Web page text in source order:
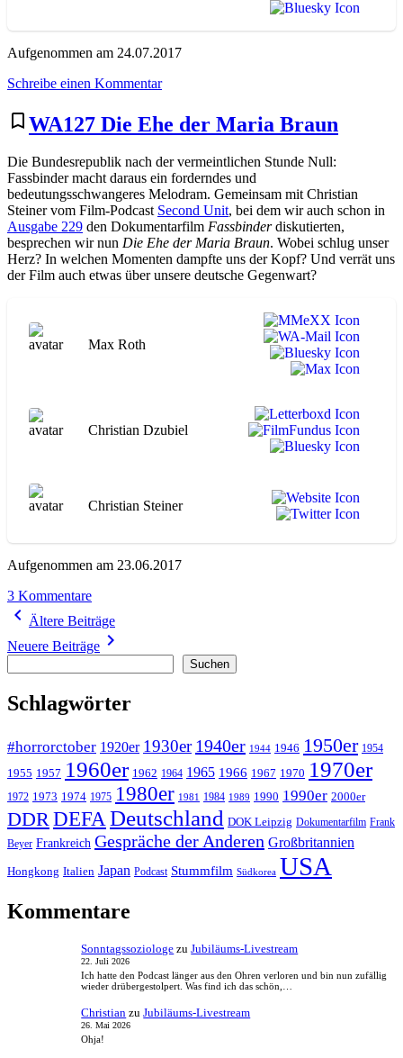
Aufgenommen am 24.07.2017
Schreibe einen Kommentarzu
Feuerzangenbowle
bookmark_border WA127 Die Ehe der Maria Braun
Die Bundesrepublik nach der vermeintlichen Stunde Null:
Fassbinder macht daraus ein forderndes und
bedeutungsschwangeres Melodram. Gemeinsam mit Christian
Steiner vom Film-Podcast Second Unit, bei dem wir auch schon in
Ausgabe 229 den Dokumentarfilm Fassbinderdiskutierten,
besprechen wir nun Die Ehe der Maria Braun. Wobei schlug unser
Herz? In welchen Momenten dampfte uns der Kopf? Und verrät uns
der Film auch etwas über unsere deutsche Gegenwart?
Max Roth
Christian Dzubiel
Christian Steiner
Aufgenommen am 23.06.2017
3 Kommentarezu
Die
Ehe
der
Maria
Braun
Beitragsnavigation
navigate_before Ältere Beiträge
Neuere Beiträge navigate_next
Suchen
Schlagwörter
#horrorctober 1920er 1930er 1940er 1944 1946 1950er 1954
1955 1957 1960er 1962 1964 1965 1966 1967 1970 1970er
1972 1973 1974 1975 1980er 1981 1984 1989 1990 1990er 2000er
DDRDEFADeutschland DOK Leipzig Dokumentarfilm Frank
Beyer Frankreich Gespräche der Anderen Großbritannien
Hongkong Italien Japan Podcast Stummfilm Südkorea USA
Kommentare
Sonntagssoziologe zuJubiläums-Livestream
22. Juli 2026
Ich hatte den Podcast länger aus den Ohren verloren und bin nun zufällig
wieder drübergestolpert. Was find ich das schön,…
Christian zuJubiläums-Livestream
26. Mai 2026
Ohja!